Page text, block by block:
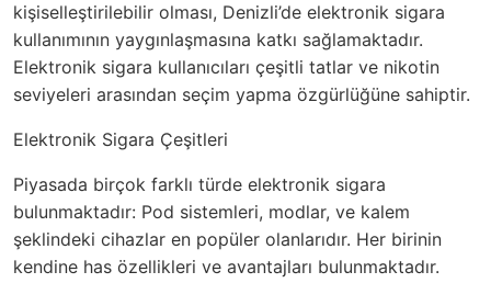
kişiselleştirilebilir olması, Denizli’de elektronik sigara
kullanımının yaygınlaşmasına katkı sağlamaktadır.
Elektronik sigara kullanıcıları çeşitli tatlar ve nikotin
seviyeleri arasından seçim yapma özgürlüğüne sahiptir.
Elektronik Sigara Çeşitleri
Piyasada birçok farklı türde elektronik sigara
bulunmaktadır: Pod sistemleri, modlar, ve kalem
şeklindeki cihazlar en popüler olanlarıdır. Her birinin
kendine has özellikleri ve avantajları bulunmaktadır.